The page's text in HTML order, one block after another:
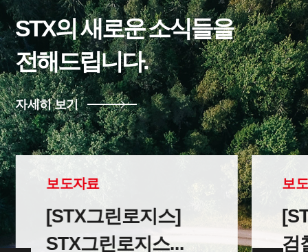
STX의 새로운 소식들을
전해드립니다.
자세히 보기
보도자료
[STX그린로지스]
STX그린로지스...
보
검